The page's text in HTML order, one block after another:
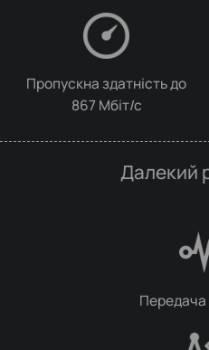
Пропускна здатність до
867 Мбіт/с
Далекий
Передача